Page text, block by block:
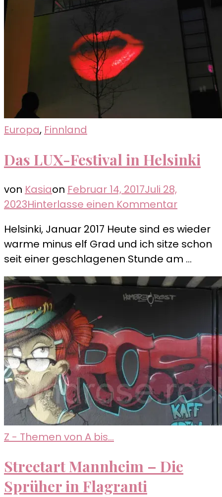
Europa, Finnland
Das LUX-Festival in Helsinki
von Kasiaon Februar 14, 2017Juli 28,
2023Hinterlasse einen Kommentarzu
LUX-
Festival
in
Helsinki
Helsinki, Januar 2017 Heute sind es wieder
warme minus elf Grad und ich sitze schon
seit einer geschlagenen Stunde am …
Z - Themen von A bis...
Streetart Mannheim – Die
Sprüher in Flagranti